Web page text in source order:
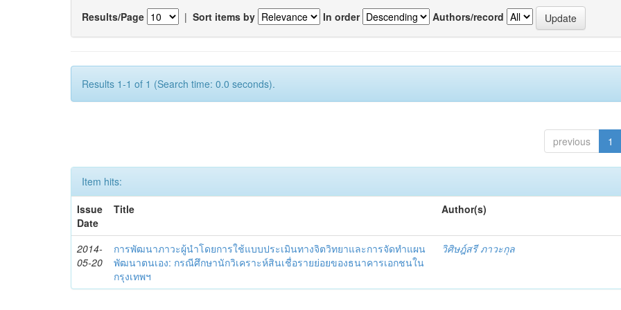
Results/Page | Sort items by In order Authors/record
Results 1-1 of 1 (Search time: 0.0 seconds).
previous 1
Item hits:
Issue
Date
Title Author(s)
2014-
05-20
การพัฒนาภาวะผู้นำโดยการใช้แบบประเมินทางจิตวิทยาและการจัดทำแผน
พัฒนาตนเอง: กรณีศึกษานักวิเคราะห์สินเชื่อรายย่อยของธนาคารเอกชนใน
กรุงเทพฯ
วิศิษฎ์สรี ภาวะกุล